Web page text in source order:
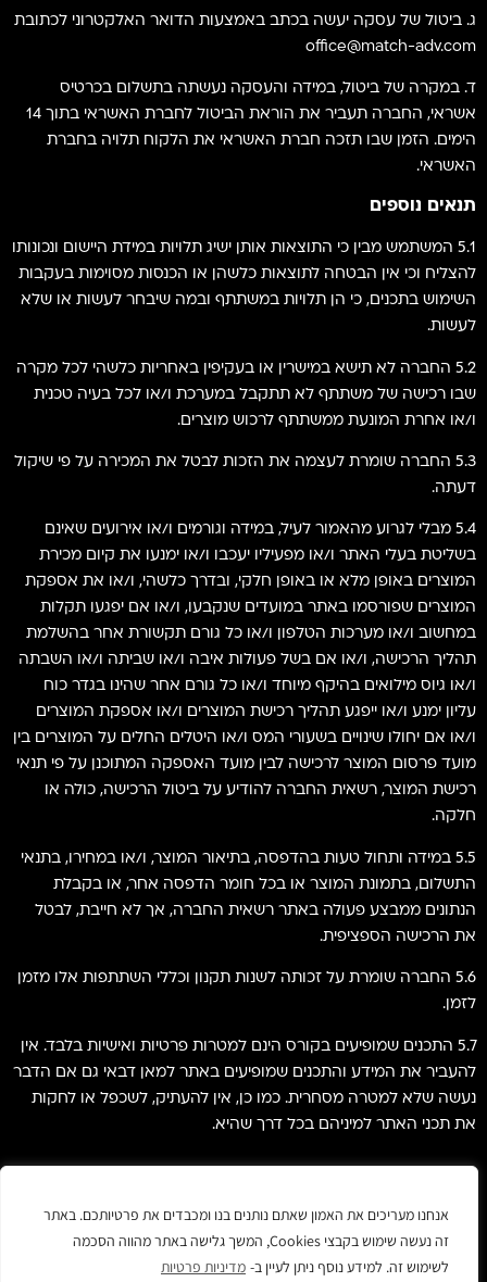
אנחנו מעריכים את האמון שאתם נותנים בנו ומכבדים את פרטיותכם. באתר
זה נעשה שימוש בקבצי Cookies, המשך גלישה באתר מהווה הסכמה
לשימוש זה. למידע נוסף ניתן לעיין ב- מדיניות פרטיות
ג. ביטול של עסקה יעשה בכתב באמצעות הדואר האלקטרוני לכתובת
office@match-adv.com
ד. במקרה של ביטול, במידה והעסקה נעשתה בתשלום בכרטיס
אשראי, החברה תעביר את הוראת הביטול לחברת האשראי בתוך 14
הימים. הזמן שבו תזכה חברת האשראי את הלקוח תלויה בחברת
האשראי.
תנאים נוספים
5.1 המשתמש מבין כי התוצאות אותן ישיג תלויות במידת היישום ונכונותו
להצליח וכי אין הבטחה לתוצאות כלשהן או הכנסות מסוימות בעקבות
השימוש בתכנים, כי הן תלויות במשתתף ובמה שיבחר לעשות או שלא
לעשות.
5.2 החברה לא תישא במישרין או בעקיפין באחריות כלשהי לכל מקרה
שבו רכישה של משתתף לא תתקבל במערכת ו/או לכל בעיה טכנית
ו/או אחרת המונעת ממשתתף לרכוש מוצרים.
5.3 החברה שומרת לעצמה את הזכות לבטל את המכירה על פי שיקול
דעתה.
5.4 מבלי לגרוע מהאמור לעיל, במידה וגורמים ו/או אירועים שאינם
בשליטת בעלי האתר ו/או מפעיליו יעכבו ו/או ימנעו את קיום מכירת
המוצרים באופן מלא או באופן חלקי, ובדרך כלשהי, ו/או את אספקת
המוצרים שפורסמו באתר במועדים שנקבעו, ו/או אם יפגעו תקלות
במחשוב ו/או מערכות הטלפון ו/או כל גורם תקשורת אחר בהשלמת
תהליך הרכישה, ו/או אם בשל פעולות איבה ו/או שביתה ו/או השבתה
ו/או גיוס מילואים בהיקף מיוחד ו/או כל גורם אחר שהינו בגדר כוח
עליון ימנע ו/או ייפגע תהליך רכישת המוצרים ו/או אספקת המוצרים
ו/או אם יחולו שינויים בשעורי המס ו/או היטלים החלים על המוצרים בין
מועד פרסום המוצר לרכישה לבין מועד האספקה המתוכנן על פי תנאי
רכישת המוצר, רשאית החברה להודיע על ביטול הרכישה, כולה או
חלקה.
5.5 במידה ותחול טעות בהדפסה, בתיאור המוצר, ו/או במחירו, בתנאי
התשלום, בתמונת המוצר או בכל חומר הדפסה אחר, או בקבלת
הנתונים ממבצע פעולה באתר רשאית החברה, אך לא חייבת, לבטל
את הרכישה הספציפית.
5.6 החברה שומרת על זכותה לשנות תקנון וכללי השתתפות אלו מזמן
לזמן.
5.7 התכנים שמופיעים בקורס הינם למטרות פרטיות ואישיות בלבד. אין
להעביר את המידע והתכנים שמופיעים באתר למאן דבאי גם אם הדבר
נעשה שלא למטרה מסחרית. כמו כן, אין להעתיק, לשכפל או לחקות
את תכני האתר למיניהם בכל דרך שהיא.
©כל הזכויות שמורות למאץ׳ חברה לפרסום ודיגיטל בע״מ 2025.